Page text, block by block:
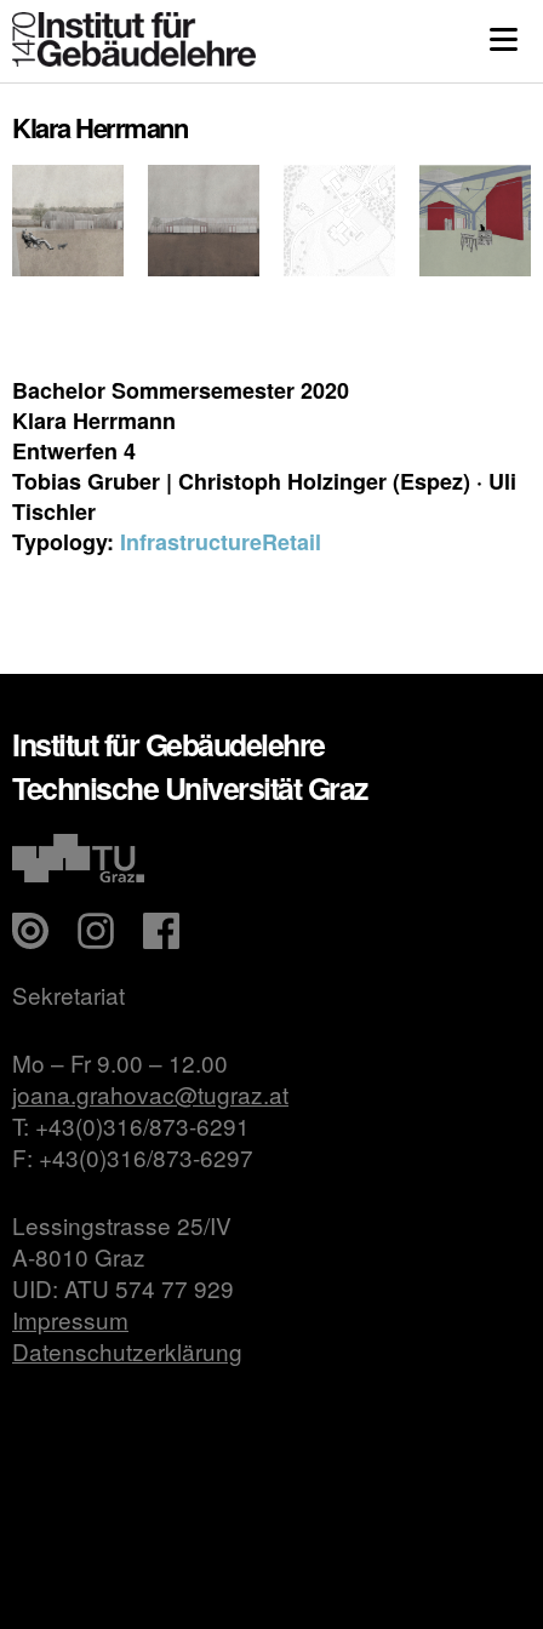
Klara Herrmann
Bachelor Sommersemester 2020
Klara Herrmann
Entwerfen 4
Tobias Gruber | Christoph Holzinger (Espez) · Uli
Tischler
Typology: InfrastructureRetail
Institut für Gebäudelehre
Technische Universität Graz
Sekretariat
Mo – Fr 9.00 – 12.00
joana.grahovac@tugraz.at
T: +43(0)316/873-6291
F: +43(0)316/873-6297
Lessingstrasse 25/IV
A-8010 Graz
UID: ATU 574 77 929
Impressum
Datenschutzerklärung